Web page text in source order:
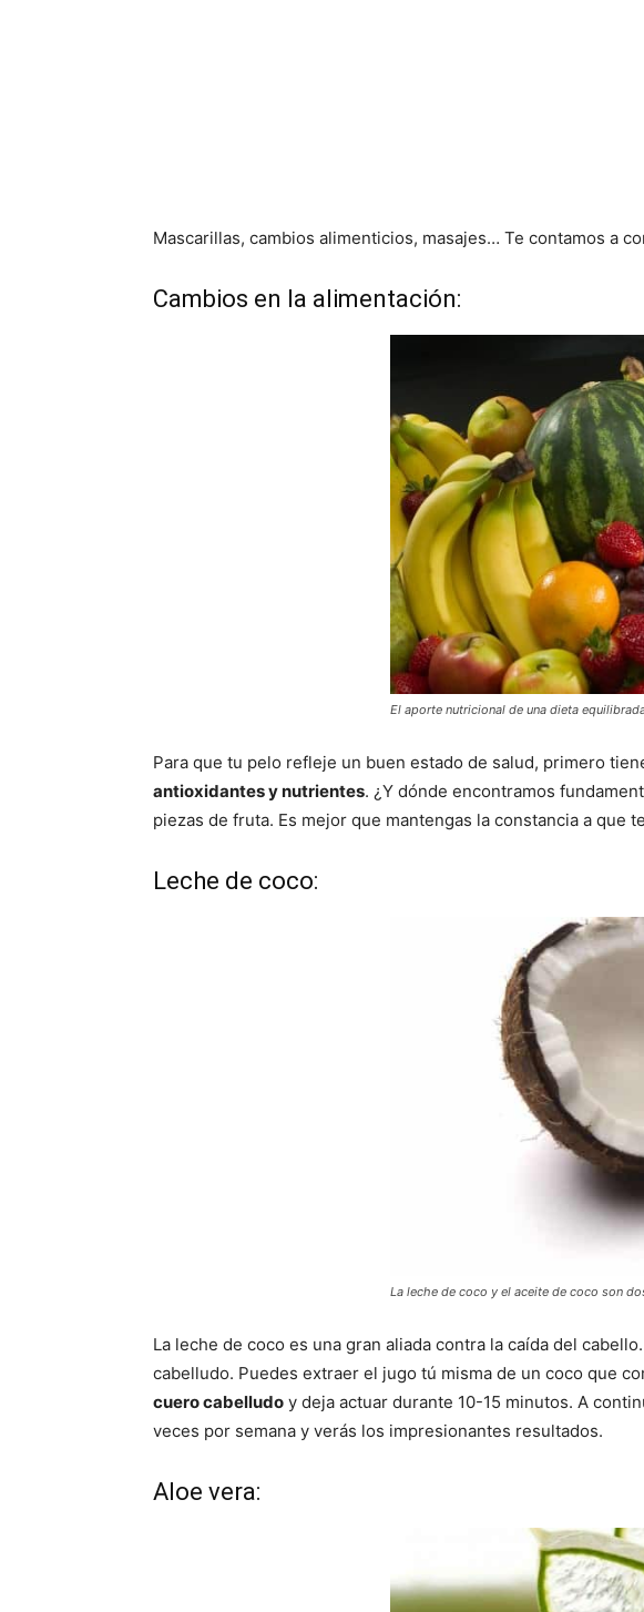
Mascarillas, cambios alimenticios, masajes… Te contamos a
Cambios en la alimentación:
El aporte nutricional de una dieta
Para que tu pelo refleje un buen estado de salud, primero
antioxidantes y nutrientes. ¿Y dónde encontramos
piezas de fruta. Es mejor que mantengas la constancia a que
Leche de coco:
La leche de coco y el aceite de coco son
La leche de coco es una gran aliada contra la caída del
cabelludo. Puedes extraer el jugo tú misma de un coco que
cuero cabelludo y deja actuar durante 10-15 minutos. A
veces por semana y verás los impresionantes resultados.
Aloe vera: